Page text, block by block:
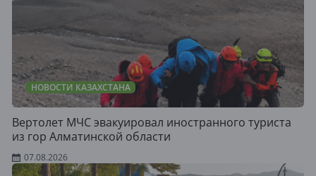
НОВОСТИ КАЗАХСТАНА
Вертолет МЧС эвакуировал иностранного туриста
из гор Алматинской области
07.08.2026